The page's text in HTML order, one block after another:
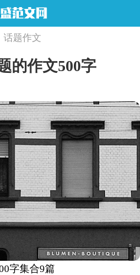
话题作文
的作文500字
字集合9篇